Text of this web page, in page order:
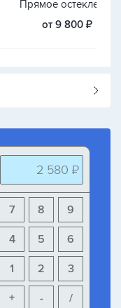
Прямое остекление
от 9 800 ₽
Следующая
2 580 ₽
9
8
7
6
5
4
3
2
1
+ - /